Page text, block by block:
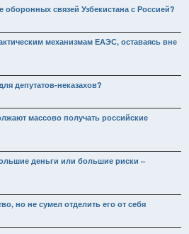
оборонных связей Узбекистана с Россией?
механизмам ЕАЭС, оставаясь вне
депутатов-неказахов?
массово получать российские
деньги или большие риски –
но не сумел отделить его от себя